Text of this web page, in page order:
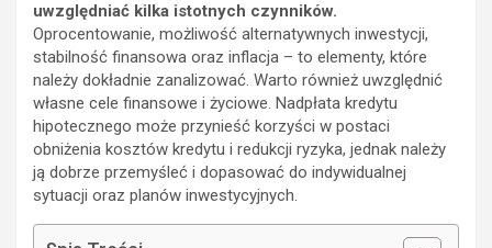
uwzględniać kilka istotnych czynników.
Oprocentowanie, możliwość alternatywnych inwestycji,
stabilność finansowa oraz inflacja – to elementy, które
należy dokładnie zanalizować. Warto również uwzględnić
własne cele finansowe i życiowe. Nadpłata kredytu
hipotecznego może przynieść korzyści w postaci
obniżenia kosztów kredytu i redukcji ryzyka, jednak należy
ją dobrze przemyśleć i dopasować do indywidualnej
sytuacji oraz planów inwestycyjnych.